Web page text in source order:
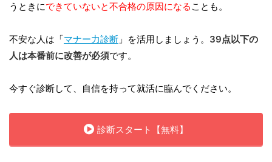
うときにできていないと不合格の原因になる ことも。
不安な人は「マナー力診断 」を活用しましょう。 39点以下の
人は本番前に改善が必須です。
今すぐ診断して、自信を持って就活に臨んでください。
診断スタート【無料】